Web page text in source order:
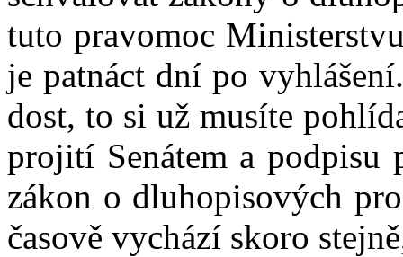
tuto pravomoc
je patnáct dní po
dost, to si už musíte
projití Senátem a podpisu
zákon o dluhopisových
časově vychází skoro